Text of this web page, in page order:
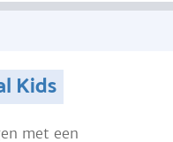
Kids
met een